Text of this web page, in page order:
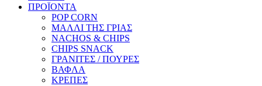
ΠΡΟΪΟΝΤΑ
POP CORN
ΜΑΛΛΙ ΤΗΣ ΓΡΙΑΣ
NACHOS & CHIPS
CHIPS SNACK
ΓΡΑΝΙΤΕΣ / ΠΟΥΡΕΣ
ΒΑΦΛΑ
ΚΡΕΠΕΣ